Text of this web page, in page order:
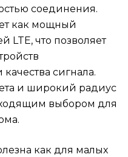
соединения.
как мощный
LTE, что позволяет
сигнала.
и широкий радиус
выбором для
как для малых